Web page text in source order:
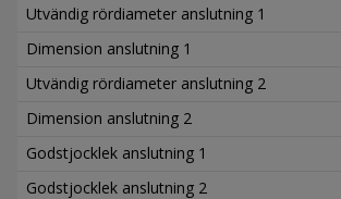
Utvändig rördiameter anslutning 1
Dimension anslutning 1
Utvändig rördiameter anslutning 2
Dimension anslutning 2
Godstjocklek anslutning 1
Godstjocklek anslutning 2